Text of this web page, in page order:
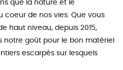
que la nature et le
de nos vies. Que vous
haut niveau, depuis 2015,
notre goût pour le bon matériel
escarpés sur lesquels